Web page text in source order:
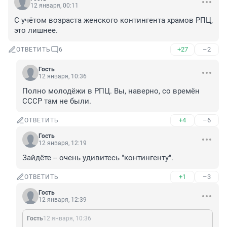
12 января, 00:11
С учётом возраста женского контингента храмов РПЦ,
это лишнее.
ОТВЕТИТЬ 6 +27 –2
Гость
12 января, 10:36
Полно молодёжи в РПЦ. Вы, наверно, со времён
СССР там не были.
ОТВЕТИТЬ +4 –6
Гость
12 января, 12:19
Зайдёте -- очень удивитесь "контингенту".
ОТВЕТИТЬ +1 –3
Гость
12 января, 12:39
Гость12 января, 10:36